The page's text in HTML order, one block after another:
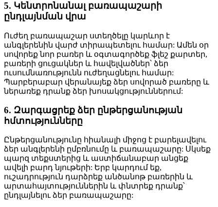
5. Կենտրոնանալ բառապաշարի
ընդլայնման վրա
Ուժեղ բառապաշար ստեղծելը կարևոր է
անգլերենին վարժ տիրապետելու համար: Ամեն օր
սովորեք նոր բառեր և օգտագործեք ֆլեշ քարտեր,
բառերի ցուցակներ և հավելվածներ՝ ձեր
ուսումնառությունն ուժեղացնելու համար:
Պարբերաբար վերանայեք ձեր սովորած բառերը և
ներառեք դրանք ձեր խոսակցություններում:
6. Զարգացրեք ձեր ընթերցանության
հմտությունները
Ընթերցանությունը հիանալի միջոց է բարելավելու
ձեր անգլերենի ըմբռնումը և բառապաշարը: Սկսեք
պարզ տեքստերից և աստիճանաբար անցեք
ավելի բարդ նյութերի: Երբ կարդում եք,
ուշադրություն դարձրեք անծանոթ բառերին և
արտահայտություններին և փնտրեք դրանք՝
ընդլայնելու ձեր բառապաշարը: